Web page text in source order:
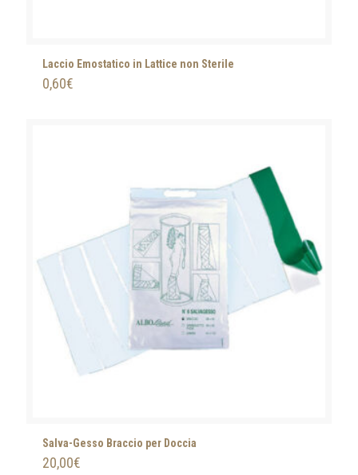
Laccio Emostatico in Lattice non Sterile
0,60€
Salva-Gesso Braccio per Doccia
20,00€